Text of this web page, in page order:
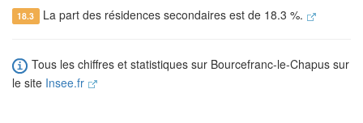
18.3 La part des résidences secondaires est de 18.3 %.
Tous les chiffres et statistiques sur Bourcefranc-le-Chapus sur
le site Insee.fr